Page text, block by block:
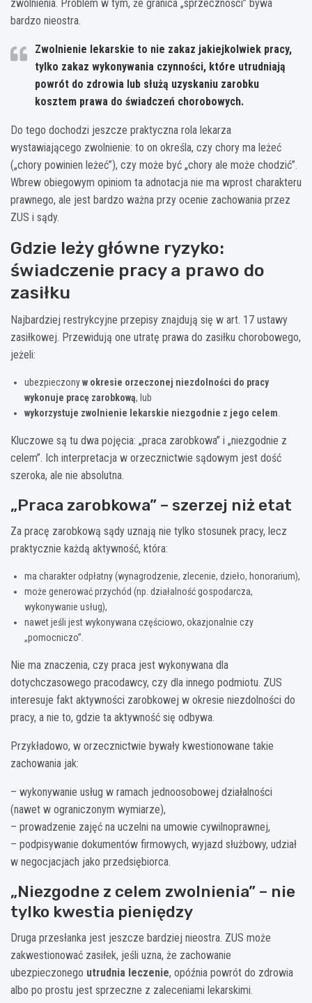
zwolnienia. Problem w tym, że granica „sprzeczności” bywa
bardzo nieostra.
Zwolnienie lekarskie to nie zakaz jakiejkolwiek pracy,
tylko zakaz wykonywania czynności, które utrudniają
powrót do zdrowia lub służą uzyskaniu zarobku
kosztem prawa do świadczeń chorobowych.
Do tego dochodzi jeszcze praktyczna rola lekarza
wystawiającego zwolnienie: to on określa, czy chory ma leżeć
(„chory powinien leżeć”), czy może być „chory ale może chodzić”.
Wbrew obiegowym opiniom ta adnotacja nie ma wprost charakteru
prawnego, ale jest bardzo ważna przy ocenie zachowania przez
ZUS i sądy.
Gdzie leży główne ryzyko:
świadczenie pracy a prawo do
zasiłku
Najbardziej restrykcyjne przepisy znajdują się w art. 17 ustawy
zasiłkowej. Przewidują one utratę prawa do zasiłku chorobowego,
jeżeli:
ubezpieczonyw okresie orzeczonej niezdolności do pracy
wykonuje pracę zarobkową, lub
wykorzystuje zwolnienie lekarskie niezgodnie z jego celem
Kluczowe są tu dwa pojęcia: „praca zarobkowa” i „niezgodnie z
celem”. Ich interpretacja w orzecznictwie sądowym jest dość
szeroka, ale nie absolutna.
„Praca zarobkowa” – szerzej niż etat
Za pracę zarobkową sądy uznają nie tylko stosunek pracy, lecz
praktycznie każdą aktywność, która:
ma charakter odpłatny (wynagrodzenie, zlecenie, dzieło, honorarium),
może generować przychód (np. działalność gospodarcza,
wykonywanie usług),
nawet jeśli jest wykonywana częściowo, okazjonalnie czy
„pomocniczo”.
Nie ma znaczenia, czy praca jest wykonywana dla
dotychczasowego pracodawcy, czy dla innego podmiotu. ZUS
interesuje fakt aktywności zarobkowej w okresie niezdolności do
pracy, a nie to, gdzie ta aktywność się odbywa.
Przykładowo, w orzecznictwie bywały kwestionowane takie
zachowania jak:
– wykonywanie usług w ramach jednoosobowej działalności
(nawet w ograniczonym wymiarze),
– prowadzenie zajęć na uczelni na umowie cywilnoprawnej,
– podpisywanie dokumentów firmowych, wyjazd służbowy, udział
w negocjacjach jako przedsiębiorca.
„Niezgodne z celem zwolnienia” – nie
tylko kwestia pieniędzy
Druga przesłanka jest jeszcze bardziej nieostra. ZUS może
zakwestionować zasiłek, jeśli uzna, że zachowanie
ubezpieczonego utrudnia leczenie, opóźnia powrót do zdrowia
albo po prostu jest sprzeczne z zaleceniami lekarskimi.